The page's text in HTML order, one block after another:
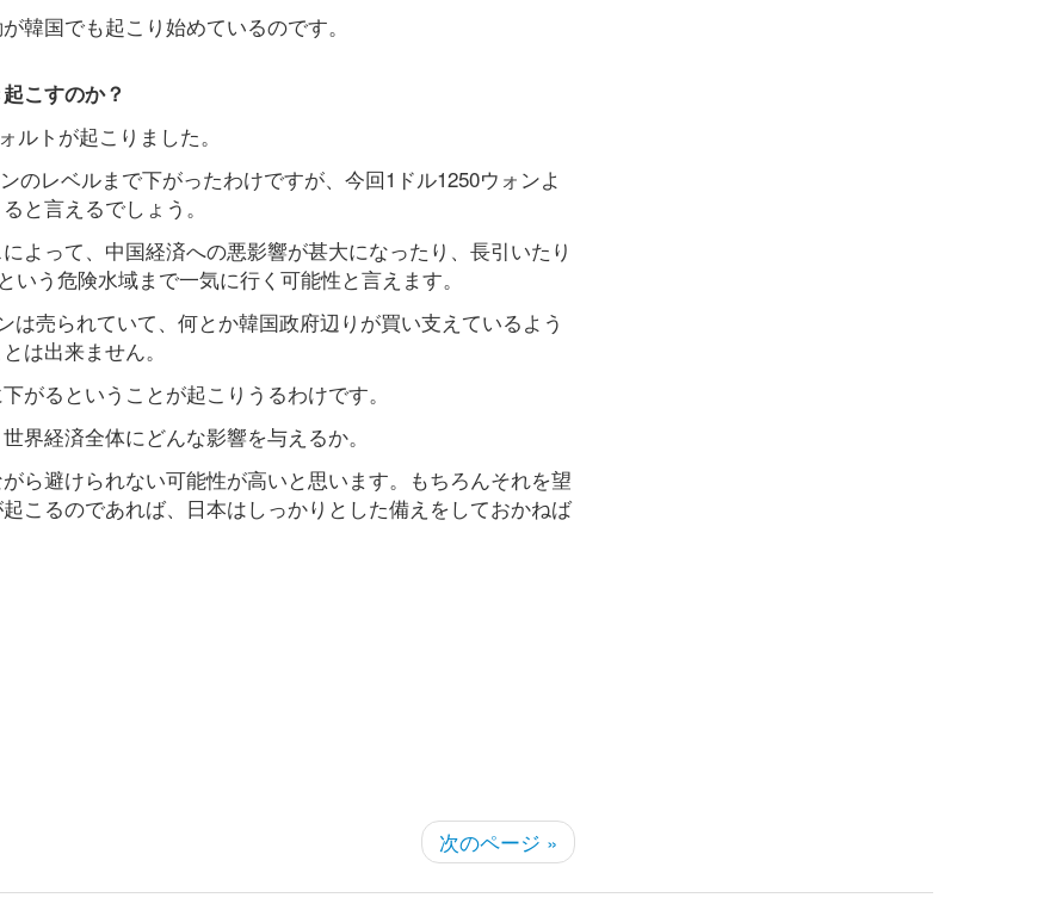
韓国でも起こり始めているのです。
こすのか？
ルトが起こりました。
のレベルまで下がったわけですが、今回1ドル1250ウォンよ
と言えるでしょう。
よって、中国経済への悪影響が甚大になったり、長引いたり
う危険水域まで一気に行く可能性と言えます。
売られていて、何とか韓国政府辺りが買い支えているよう
は出来ません。
がるということが起こりうるわけです。
界経済全体にどんな影響を与えるか。
ら避けられない可能性が高いと思います。もちろんそれを望
こるのであれば、日本はしっかりとした備えをしておかねば
次のページ »